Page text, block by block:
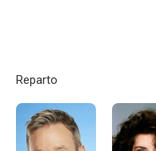
Reparto